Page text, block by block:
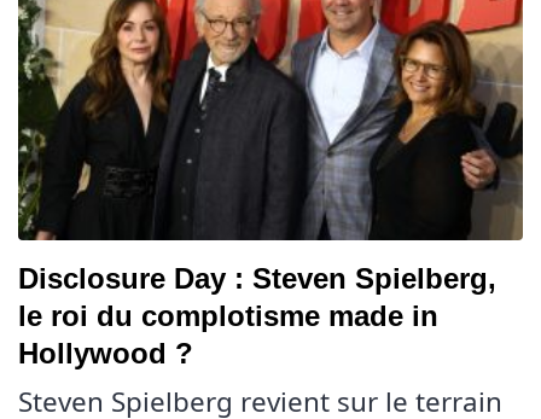
Disclosure Day : Steven Spielberg,
le roi du complotisme made in
Hollywood ?
Steven Spielberg revient sur le terrain